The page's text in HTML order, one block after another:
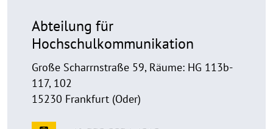
Abteilung für
Hochschulkommunikation
Große Scharrnstraße 59, Räume: HG 113b-
117, 102
15230 Frankfurt (Oder)